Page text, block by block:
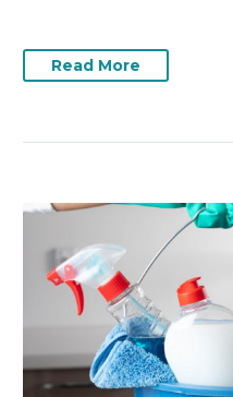
Read More